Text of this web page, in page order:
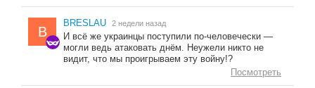
B
BRESLAU 2 недели назад
И всё же украинцы поступили по-человечески —
могли ведь атаковать днём. Неужели никто не
видит, что мы проигрываем эту войну!?
Посмотреть